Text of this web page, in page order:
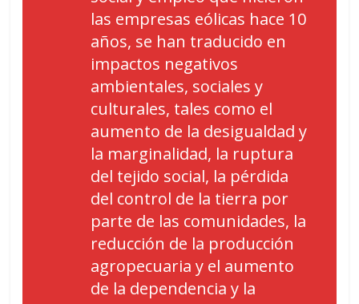
las empresas eólicas hace 10
años, se han traducido en
impactos negativos
ambientales, sociales y
culturales, tales como el
aumento de la desigualdad y
la marginalidad, la ruptura
del tejido social, la pérdida
del control de la tierra por
parte de las comunidades, la
reducción de la producción
agropecuaria y el aumento
de la dependencia y la